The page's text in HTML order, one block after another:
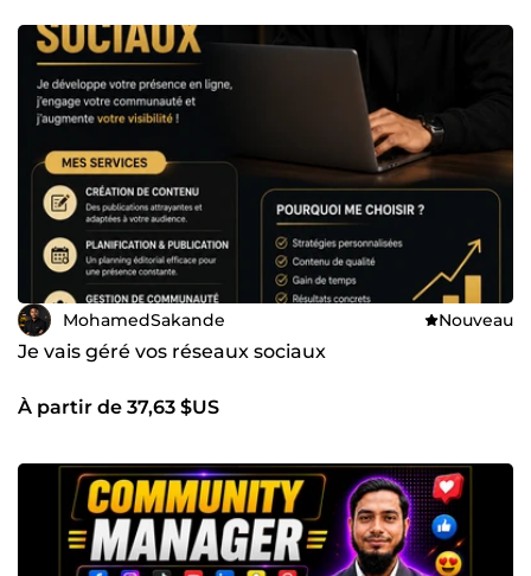
MohamedSakande Nouveau
Je vais géré vos réseaux sociaux
À partir de 37,63 $US